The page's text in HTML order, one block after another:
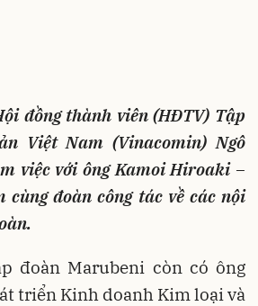
đồng thành viên (HĐTV) Tập
Việt Nam (Vinacomin) Ngô
việc với ông Kamoi Hiroaki –
đoàn công tác về các nội
đoàn Marubeni còn có ông
triển Kinh doanh Kim loại và